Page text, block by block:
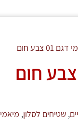
צבע חום
, שטיחים לסלון, מיאמי BASIC